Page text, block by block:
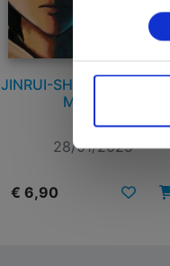
JINRUI-SHOKU: BLIGHT
MAN n. 1
28/01/2025
€ 6,90